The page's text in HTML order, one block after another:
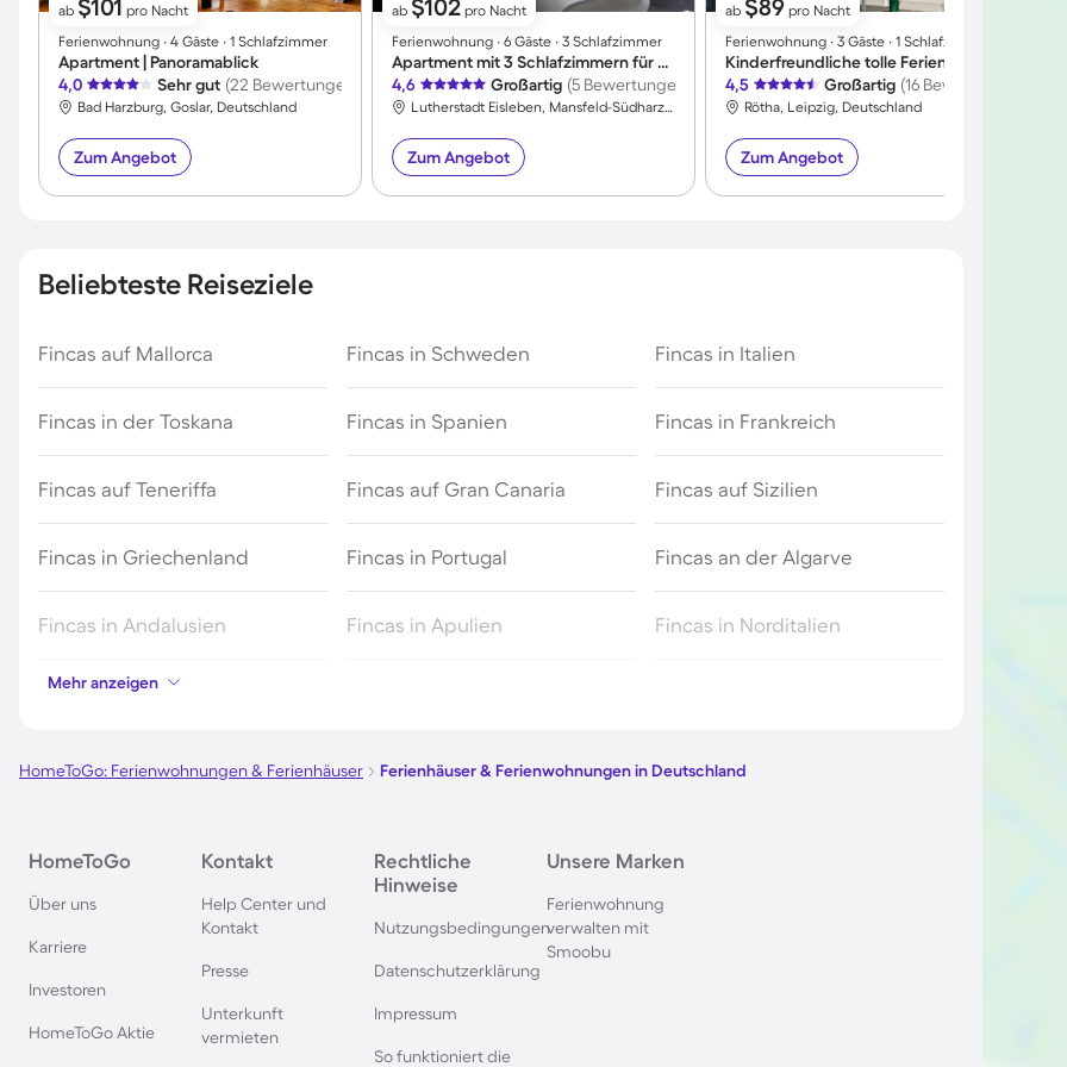
ab $101 pro Nacht
Ferienwohnung ∙ 4 Gäste ∙ 1 Schlafzimmer
Apartment | Panoramablick
4,0
Sehr gut (22 Bewertungen)
Bad Harzburg, Goslar, Deutschland
Zum Angebot
ab $102 pro Nacht
Ferienwohnung ∙ 6 Gäste ∙ 3 Schlafzimmer
Apartment mit 3 Schlafzimmern für 6 Personen
4,6
Großartig (5 Bewertungen)
Lutherstadt Eisleben, Mansfeld-Südharz, Deutschland
Zum Angebot
ab $89 pro Nacht
Ferienwohnung ∙ 3 Gäste ∙ 1 Schlafzimmer
4,5
Großartig (16 Bewertungen)
Rötha, Leipzig, Deutschland
Zum Angebot
Beliebteste Reiseziele
Fincas auf Mallorca Fincas in Schweden Fincas in Italien
Fincas in der Toskana Fincas in Spanien Fincas in Frankreich
Fincas auf Teneriffa Fincas auf Gran Canaria Fincas auf Sizilien
Fincas in Griechenland Fincas in Portugal Fincas an der Algarve
Fincas in Andalusien Fincas in Apulien Fincas in Norditalien
Fincas in Katalonien
Fincas in Capdepera Fincas in Portocolom Fincas in Felanitx auf Mallorca
Mehr anzeigen
HomeToGo: Ferienwohnungen & Ferienhäuser Ferienhäuser & Ferienwohnungen in Deutschland
HomeToGo
Über uns
Karriere
Investoren
HomeToGo Aktie
Kontakt
Help Center und
Kontakt
Presse
Unterkunft
vermieten
Rechtliche
Hinweise
Nutzungsbedingungen
Datenschutzerklärung
Impressum
So funktioniert die
Unsere Marken
Ferienwohnung
verwalten mit
Smoobu